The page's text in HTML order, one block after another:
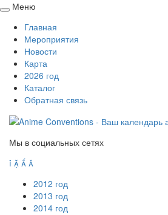
Свернуть
развернуть
Меню
Главная
Мероприятия
Новости
Карта
2026 год
Каталог
Обратная связь
Мы в социальных сетях
   
2012 год
2013 год
2014 год